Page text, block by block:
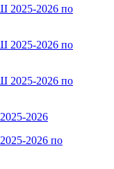
2025-2026 по
2025-2026 по
2025-2026 по
2026
2026 по